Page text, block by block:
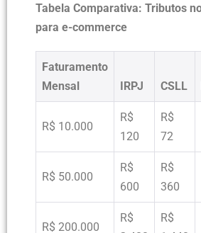
Tabela Comparativa: Tributos
para e-commerce
Faturamento
Mensal
IRPJ CSLL
R$ 10.000
R$
120
R$
72
R$ 50.000
R$
600
R$
360
R$ 200.000
R$
R$